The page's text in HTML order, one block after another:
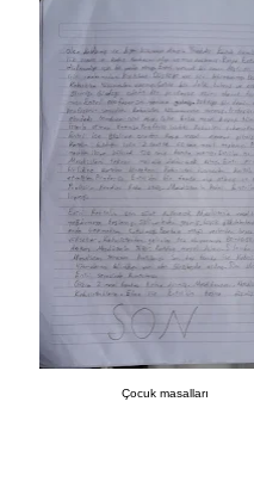
Çocuk masalları